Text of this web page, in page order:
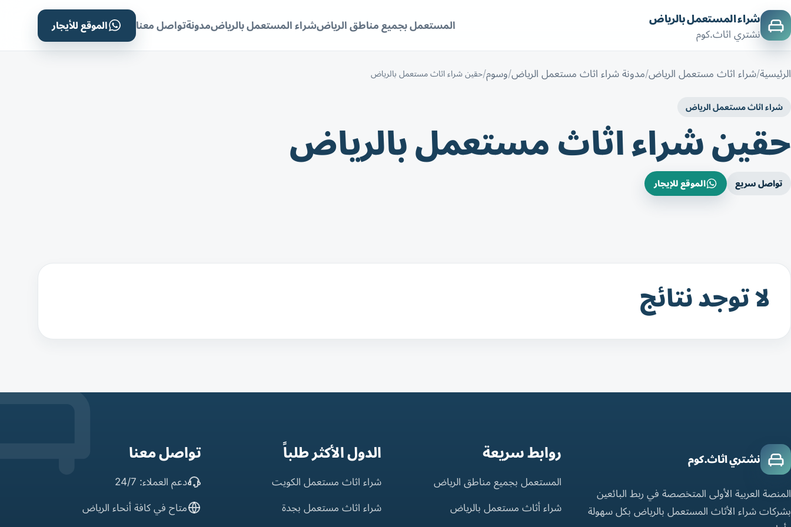
شراء المستعمل بالرياض
نشتري اثاث.كوم
المستعمل بجميع مناطق الرياضشراء المستعمل بالرياضمدونةتواصل معنا الموقع للأيجار
الرئيسية شراء اثاث مستعمل الرياض مدونة شراء اثاث مستعمل الرياض وسوم حقين شراء اثاث مستعمل بالرياض
شراء اثاث مستعمل الرياض
حقين شراء اثاث مستعمل بالرياض
تواصل سريع الموقع للإيجار
لا توجد نتائج
نشتري اثاث.كوم
المنصة العربية الأولى المتخصصة في ربط البائعين
بشركات شراء الأثاث المستعمل بالرياض بكل سهولة
روابط سريعة
المستعمل بجميع مناطق الرياض
شراء أثاث مستعمل بالرياض
الدول الأكثر طلباً
شراء اثاث مستعمل الكويت
شراء اثاث مستعمل بجدة
تواصل معنا
دعم العملاء: 24/7
متاح في كافة أنحاء الرياض